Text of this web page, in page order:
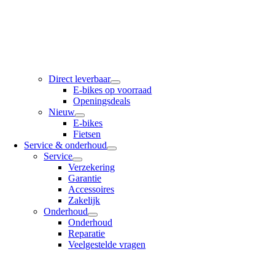
Direct leverbaar
E-bikes op voorraad
Openingsdeals
Nieuw
E-bikes
Fietsen
Service & onderhoud
Service
Verzekering
Garantie
Accessoires
Zakelijk
Onderhoud
Onderhoud
Reparatie
Veelgestelde vragen